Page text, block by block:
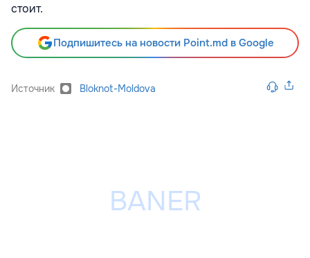
стоит.
Подпишитесь на новости Point.md в Google
Источник Bloknot-Moldova